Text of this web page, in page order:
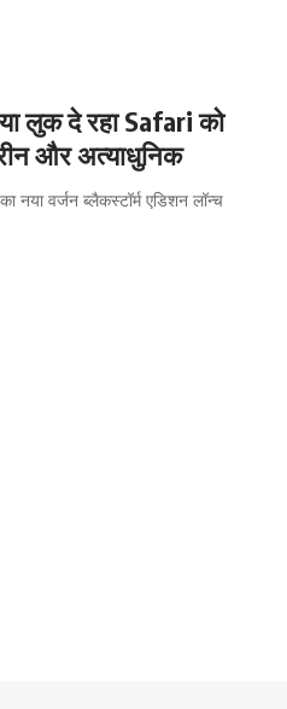
लुक दे रहा Safari को
और अत्याधुनिक
नया वर्जन ब्लैकस्टॉर्म एडिशन लॉन्च